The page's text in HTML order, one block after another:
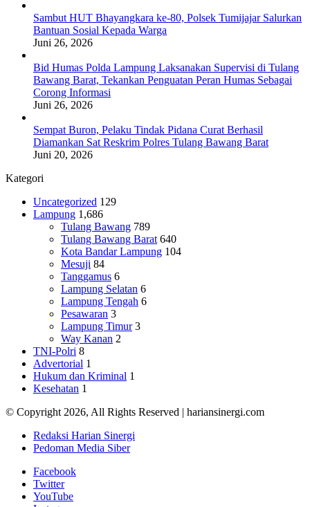
Sambut HUT Bhayangkara ke-80, Polsek Tumijajar Salurkan
Bantuan Sosial Kepada Warga
Juni 26, 2026
Bid Humas Polda Lampung Laksanakan Supervisi di Tulang
Bawang Barat, Tekankan Penguatan Peran Humas Sebagai
Corong Informasi
Juni 26, 2026
Sempat Buron, Pelaku Tindak Pidana Curat Berhasil
Diamankan Sat Reskrim Polres Tulang Bawang Barat
Juni 20, 2026
Kategori
Uncategorized 129
Lampung 1,686
Tulang Bawang 789
Tulang Bawang Barat 640
Kota Bandar Lampung 104
Mesuji 84
Tanggamus 6
Lampung Selatan 6
Lampung Tengah 6
Pesawaran 3
Lampung Timur 3
Way Kanan 2
TNI-Polri 8
Advertorial 1
Hukum dan Kriminal 1
Kesehatan 1
© Copyright 2026, All Rights Reserved | hariansinergi.com
Redaksi Harian Sinergi
Pedoman Media Siber
Facebook
Twitter
YouTube